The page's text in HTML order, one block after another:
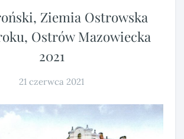
Ziemia Ostrowska
Ostrów Mazowiecka
2021
21 czerwca 2021